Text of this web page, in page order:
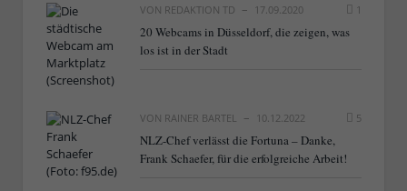
VON REDAKTION TD 17.09.2020 1
20 Webcams in Düsseldorf, die zeigen, was
los ist in der Stadt
VON RAINER BARTEL 10.12.2022 5
NLZ-Chef verlässt die Fortuna – Danke,
Frank Schaefer, für die erfolgreiche Arbeit!